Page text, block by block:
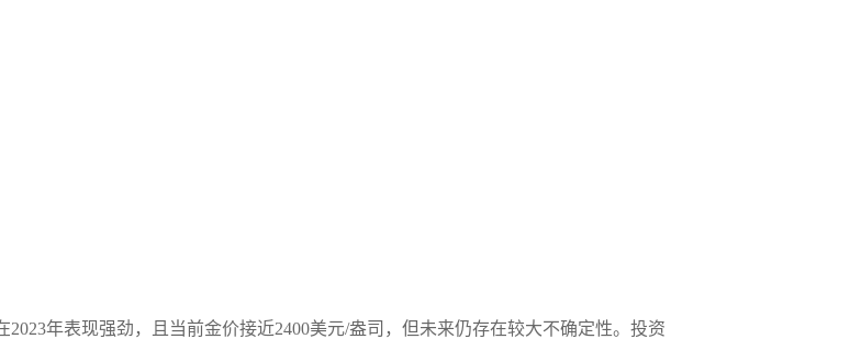
年表现强劲，且当前金价接近2400美元/盎司，但未来仍存在较大不确定性。投资